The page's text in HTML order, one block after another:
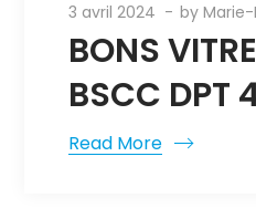
3 avril 2024 byMarie-
BONS
BSCC DPT
Read More